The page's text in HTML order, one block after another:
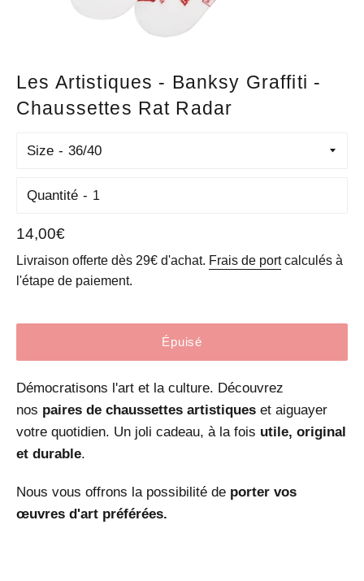
Les Artistiques - Banksy Graffiti -
Chaussettes Rat Radar
Size
Quantité
Prix
régulier
14,00€
Livraison offerte dès 29€ d'achat. Frais de portcalculés à
l'étape de paiement.
Épuisé
Démocratisons l'art et la culture. Découvrez
nos paires de chaussettes artistiques et aiguayer
votre quotidien. Un joli cadeau, à la fois utile, original
et durable.
Nous vous offrons la possibilité de porter vos
œuvres d'art préférées.